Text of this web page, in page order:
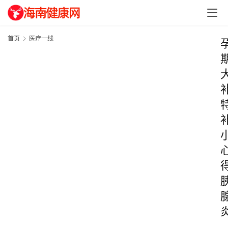
首页 医疗一线